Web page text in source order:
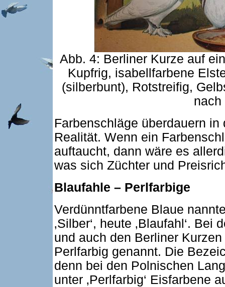
Abb. 4: Berliner Kurze auf
Kupfrig, isabellfarbene
(silberbunt), Rotstreifig,
nach
Farbenschläge überdauern
Realität. Wenn ein
auftaucht, dann wäre es
was sich Züchter und
Blaufahle – Perlfarbige
Verdünntfarbene Blaue
‚Silber‘, heute ‚Blaufahl‘.
und auch den Berliner
Perlfarbig genannt. Die
denn bei den Polnischen
unter ‚Perlfarbig‘ Eisfarbene